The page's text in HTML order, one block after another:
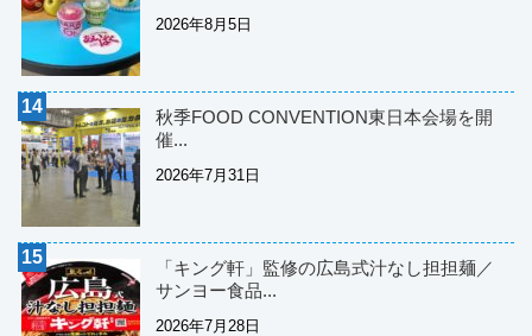
2026年8月5日
秋季FOOD CONVENTION東日本会場を開
催...
2026年7月31日
「キング軒」監修の広島式汁なし担担麺／
サンヨー食品...
2026年7月28日